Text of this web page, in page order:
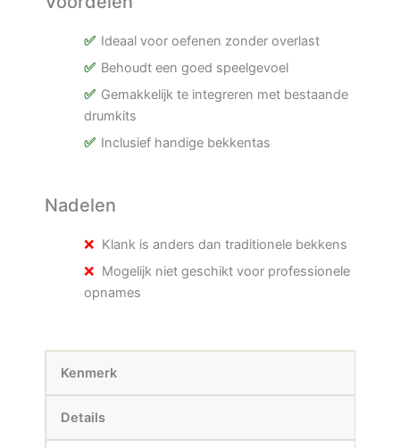
Ideaal voor oefenen zonder overlast
Behoudt een goed speelgevoel
Gemakkelijk te integreren met bestaande
drumkits
Inclusief handige bekkentas
Nadelen
Klank is anders dan traditionele bekkens
Mogelijk niet geschikt voor professionele
opnames
Kenmerk
Details